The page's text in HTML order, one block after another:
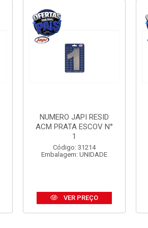
NUMERO JAPI RESID
ACM PRATA ESCOV N°
1
Código: 31214
Embalagem: UNIDADE
VER PREÇO